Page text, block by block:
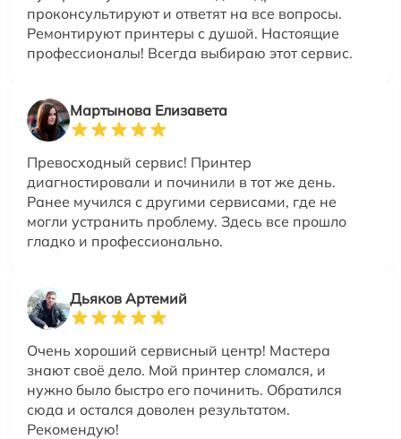
проконсультируют и ответят на все вопросы.
Ремонтируют принтеры с душой. Настоящие
профессионалы! Всегда выбираю этот сервис.
Мартынова Елизавета
Превосходный сервис! Принтер
диагностировали и починили в тот же день.
Ранее мучился с другими сервисами, где не
могли устранить проблему. Здесь все прошло
гладко и профессионально.
Дьяков Артемий
Очень хороший сервисный центр! Мастера
знают своё дело. Мой принтер сломался, и
нужно было быстро его починить. Обратился
сюда и остался доволен результатом.
Рекомендую!